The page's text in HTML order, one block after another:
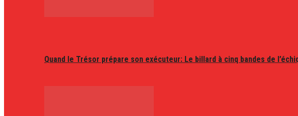
Quand le Trésor prépare son exécuteur: Le billard à cinq bandes de